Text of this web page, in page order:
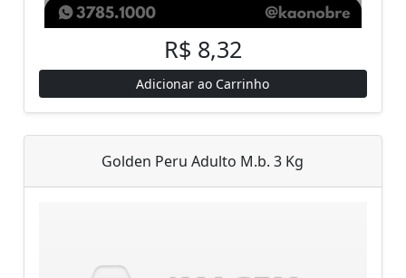
R$ 8,32
Adicionar ao Carrinho
Golden Peru Adulto M.b. 3 Kg